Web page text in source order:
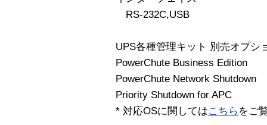
RS-232C,USB
UPS各種管理キット 別売オプシ
PowerChute Business Edition
PowerChute Network Shutdown
Priority Shutdown for APC
* 対応OSに関してはこちら をご